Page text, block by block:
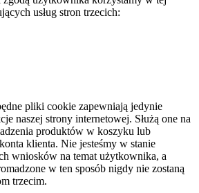
usług stron trzecich:
pliki cookie zapewniają jedynie
naszej strony internetowej. Służą one na
produktów w koszyku lub
klienta. Nie jesteśmy w stanie
wniosków na temat użytkownika, a
w ten sposób nigdy nie zostaną
trzecim.